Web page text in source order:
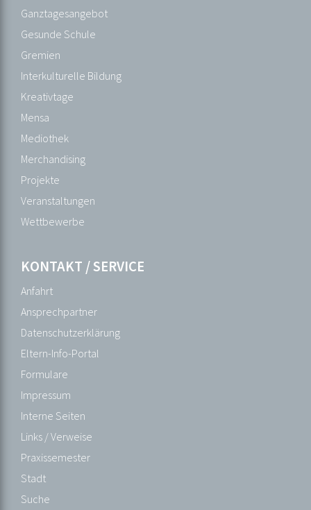
SCHULLEBEN
AGs
Außerunterrichtliche
Veranstaltungen
Ehemalige
Eltern
Ganztagesangebot
Gesunde Schule
Gremien
Interkulturelle Bildung
Kreativtage
Mensa
Mediothek
Merchandising
Projekte
Veranstaltungen
Wettbewerbe
KONTAKT / SERVICE
Anfahrt
Ansprechpartner
Datenschutzerklärung
Eltern-Info-Portal
Formulare
Impressum
Interne Seiten
Links / Verweise
Praxissemester
Stadt
Suche